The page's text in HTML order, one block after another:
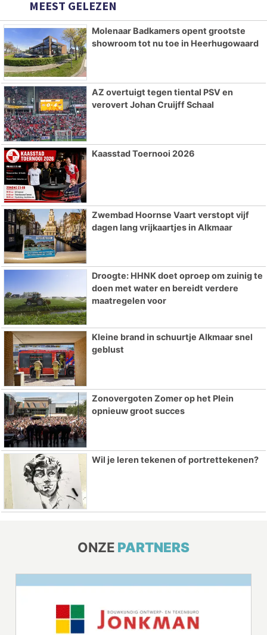
MEEST GELEZEN
Molenaar Badkamers opent grootste
showroom tot nu toe in Heerhugowaard
AZ overtuigt tegen tiental PSV en
verovert Johan Cruijff Schaal
Kaasstad Toernooi 2026
Zwembad Hoornse Vaart verstopt vijf
dagen lang vrijkaartjes in Alkmaar
Droogte: HHNK doet oproep om zuinig te
doen met water en bereidt verdere
maatregelen voor
Kleine brand in schuurtje Alkmaar snel
geblust
Zonovergoten Zomer op het Plein
opnieuw groot succes
Wil je leren tekenen of portrettekenen?
ONZE PARTNERS